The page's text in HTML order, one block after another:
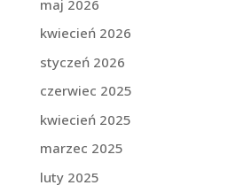
maj 2026
kwiecień 2026
styczeń 2026
czerwiec 2025
kwiecień 2025
marzec 2025
luty 2025